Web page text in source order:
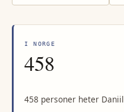
I NORGE
458
458 personer heter Daniil